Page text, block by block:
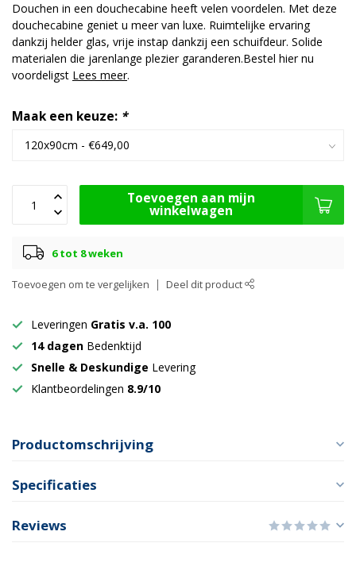
Douchen in een douchecabine heeft velen voordelen. Met deze
douchecabine geniet u meer van luxe. Ruimtelijke ervaring
dankzij helder glas, vrije instap dankzij een schuifdeur. Solide
materialen die jarenlange plezier garanderen.Bestel hier nu
voordeligst Lees meer.
Maak een keuze: *
Toevoegen aan mijn
winkelwagen
6 tot 8 weken
Toevoegen om te vergelijken Deel dit product
Leveringen Gratis v.a. 100
14 dagen Bedenktijd
Snelle & Deskundige Levering
Klantbeordelingen 8.9/10
Productomschrijving
Specificaties
Reviews